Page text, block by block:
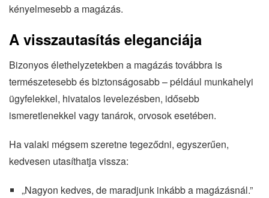
kényelmesebb a magázás.
A visszautasítás eleganciája
Bizonyos élethelyzetekben a magázás továbbra is
természetesebb és biztonságosabb – például munkahelyi
ügyfelekkel, hivatalos levelezésben, idősebb
ismeretlenekkel vagy tanárok, orvosok esetében.
Ha valaki mégsem szeretne tegeződni, egyszerűen,
kedvesen utasíthatja vissza:
„Nagyon kedves, de maradjunk inkább a magázásnál.”